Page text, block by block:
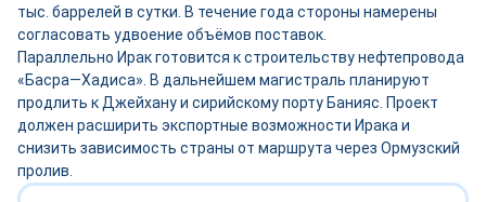
тыс. баррелей в сутки. В течение года стороны намерены
согласовать удвоение объёмов поставок.
Параллельно Ирак готовится к строительству нефтепровода
«Басра—Хадиса». В дальнейшем магистраль планируют
продлить к Джейхану и сирийскому порту Банияс. Проект
должен расширить экспортные возможности Ирака и
снизить зависимость страны от маршрута через Ормузский
пролив.